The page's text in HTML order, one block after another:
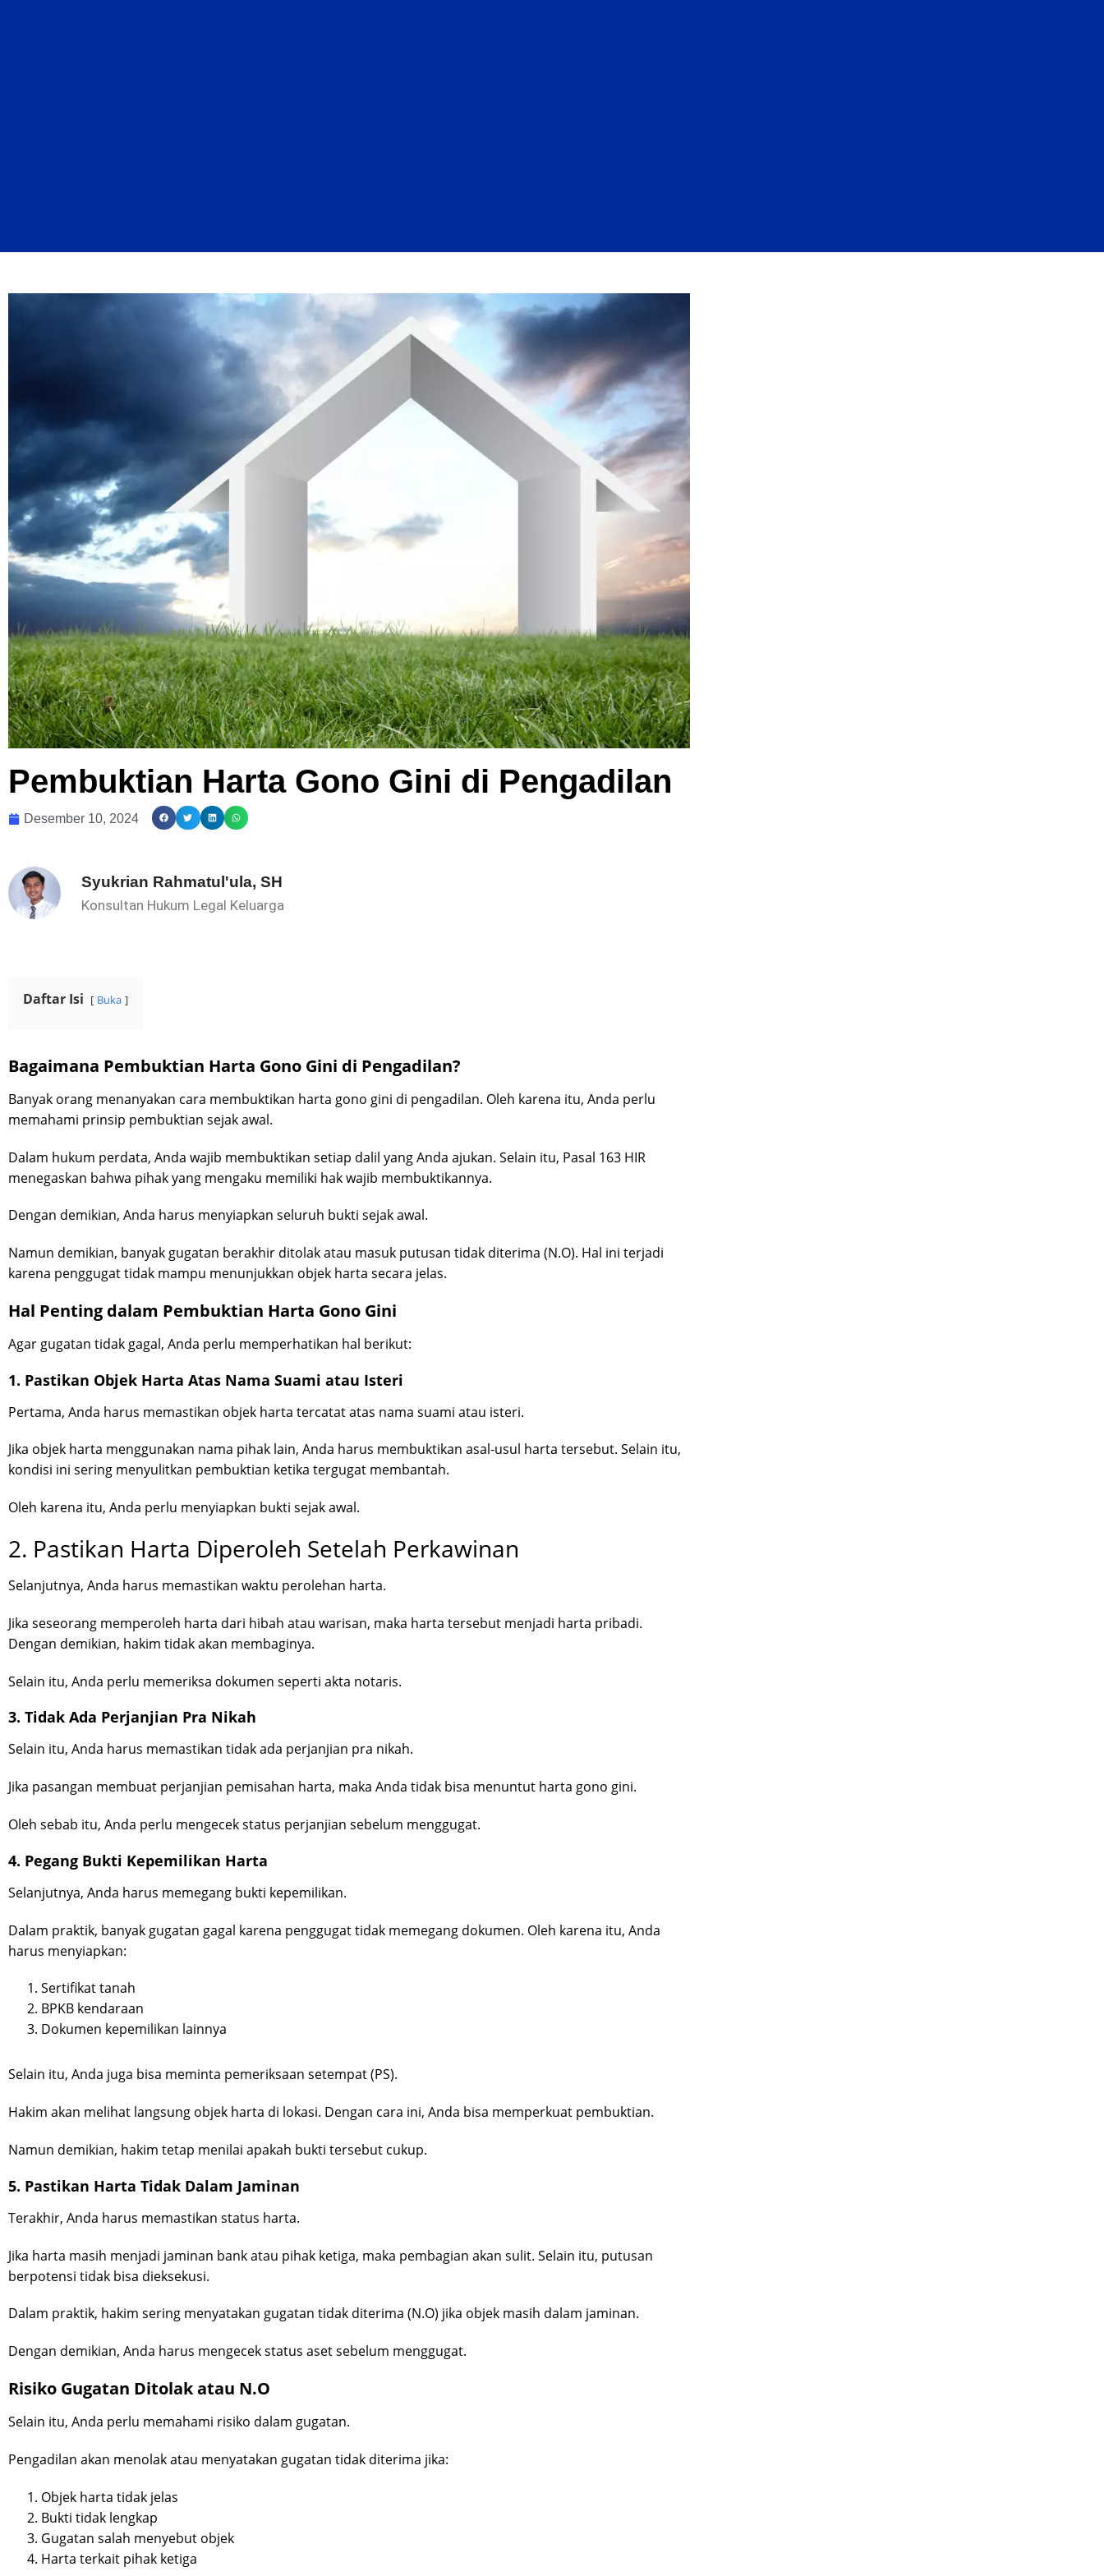
Pembuktian Harta Gono Gini di Pengadilan
Desember 10, 2024
Syukrian Rahmatul'ula, SH
Konsultan Hukum Legal Keluarga
Daftar Isi Buka
Bagaimana Pembuktian Harta Gono Gini di Pengadilan?
Banyak orang menanyakan cara membuktikan harta gono gini di pengadilan. Oleh karena itu, Anda perlu
memahami prinsip pembuktian sejak awal.
Dalam hukum perdata, Anda wajib membuktikan setiap dalil yang Anda ajukan. Selain itu, Pasal 163 HIR
menegaskan bahwa pihak yang mengaku memiliki hak wajib membuktikannya.
Dengan demikian, Anda harus menyiapkan seluruh bukti sejak awal.
Namun demikian, banyak gugatan berakhir ditolak atau masuk putusan tidak diterima (N.O). Hal ini terjadi
karena penggugat tidak mampu menunjukkan objek harta secara jelas.
Hal Penting dalam Pembuktian Harta Gono Gini
Agar gugatan tidak gagal, Anda perlu memperhatikan hal berikut:
1. Pastikan Objek Harta Atas Nama Suami atau Isteri
Pertama, Anda harus memastikan objek harta tercatat atas nama suami atau isteri.
Jika objek harta menggunakan nama pihak lain, Anda harus membuktikan asal-usul harta tersebut. Selain itu,
kondisi ini sering menyulitkan pembuktian ketika tergugat membantah.
Oleh karena itu, Anda perlu menyiapkan bukti sejak awal.
2. Pastikan Harta Diperoleh Setelah Perkawinan
Selanjutnya, Anda harus memastikan waktu perolehan harta.
Jika seseorang memperoleh harta dari hibah atau warisan, maka harta tersebut menjadi harta pribadi.
Dengan demikian, hakim tidak akan membaginya.
Selain itu, Anda perlu memeriksa dokumen seperti akta notaris.
3. Tidak Ada Perjanjian Pra Nikah
Selain itu, Anda harus memastikan tidak ada perjanjian pra nikah.
Jika pasangan membuat perjanjian pemisahan harta, maka Anda tidak bisa menuntut harta gono gini.
Oleh sebab itu, Anda perlu mengecek status perjanjian sebelum menggugat.
4. Pegang Bukti Kepemilikan Harta
Selanjutnya, Anda harus memegang bukti kepemilikan.
Dalam praktik, banyak gugatan gagal karena penggugat tidak memegang dokumen. Oleh karena itu, Anda
harus menyiapkan:
Sertifikat tanah
BPKB kendaraan
Dokumen kepemilikan lainnya
Selain itu, Anda juga bisa meminta pemeriksaan setempat (PS).
Hakim akan melihat langsung objek harta di lokasi. Dengan cara ini, Anda bisa memperkuat pembuktian.
Namun demikian, hakim tetap menilai apakah bukti tersebut cukup.
5. Pastikan Harta Tidak Dalam Jaminan
Terakhir, Anda harus memastikan status harta.
Jika harta masih menjadi jaminan bank atau pihak ketiga, maka pembagian akan sulit. Selain itu, putusan
berpotensi tidak bisa dieksekusi.
Dalam praktik, hakim sering menyatakan gugatan tidak diterima (N.O) jika objek masih dalam jaminan.
Dengan demikian, Anda harus mengecek status aset sebelum menggugat.
Risiko Gugatan Ditolak atau N.O
Selain itu, Anda perlu memahami risiko dalam gugatan.
Pengadilan akan menolak atau menyatakan gugatan tidak diterima jika:
Objek harta tidak jelas
Bukti tidak lengkap
Gugatan salah menyebut objek
Harta terkait pihak ketiga